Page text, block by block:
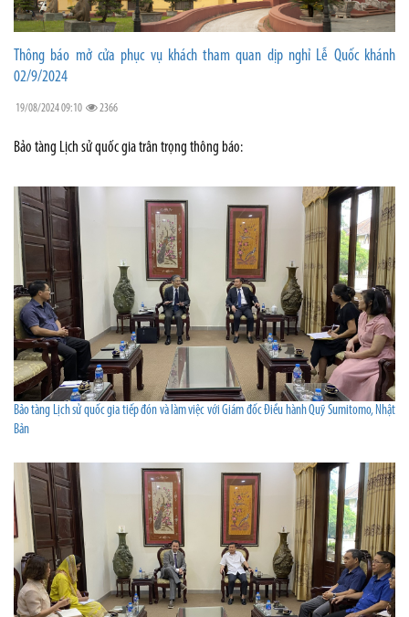
Thông báo mở cửa phục vụ khách tham quan dịp nghỉ Lễ Quốc khánh
02/9/2024
19/08/2024 09:10 2366
Bảo tàng Lịch sử quốc gia trân trọng thông báo:
Bảo tàng Lịch sử quốc gia tiếp đón và làm việc với Giám đốc Điều hành Quỹ Sumitomo, Nhật
Bản